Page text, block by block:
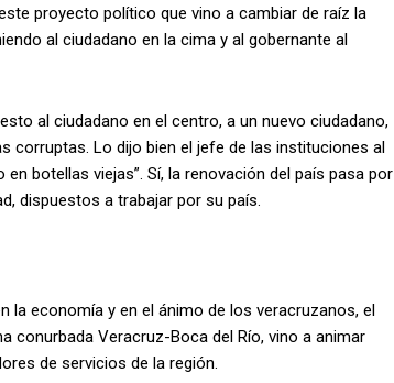
proyecto político que vino a cambiar de raíz la
al ciudadano en la cima y al gobernante al
al ciudadano en el centro, a un nuevo ciudadano,
corruptas. Lo dijo bien el jefe de las instituciones al
botellas viejas”. Sí, la renovación del país pasa por
dispuestos a trabajar por su país.
la economía y en el ánimo de los veracruzanos, el
conurbada Veracruz-Boca del Río, vino a animar
de servicios de la región.